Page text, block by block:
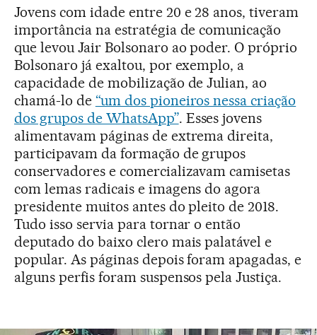
Jovens com idade entre 20 e 28 anos, tiveram
importância na estratégia de comunicação
que levou Jair Bolsonaro ao poder. O próprio
Bolsonaro já exaltou, por exemplo, a
capacidade de mobilização de Julian, ao
chamá-lo de “um dos pioneiros nessa criação
dos grupos de WhatsApp”. Esses jovens
alimentavam páginas de extrema direita,
participavam da formação de grupos
conservadores e comercializavam camisetas
com lemas radicais e imagens do agora
presidente muitos antes do pleito de 2018.
Tudo isso servia para tornar o então
deputado do baixo clero mais palatável e
popular. As páginas depois foram apagadas, e
alguns perfis foram suspensos pela Justiça.